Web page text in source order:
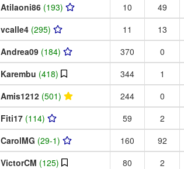
Atilaoni86 (193) 10 49
vcalle4 (295) 11 13
Andrea09 (184) 370 0
Karembu (418) 344 1
Amis1212 (501) 244 0
Fiti17 (114) 59 2
CarolMG (29-1) 160 92
VictorCM (125) 80 2